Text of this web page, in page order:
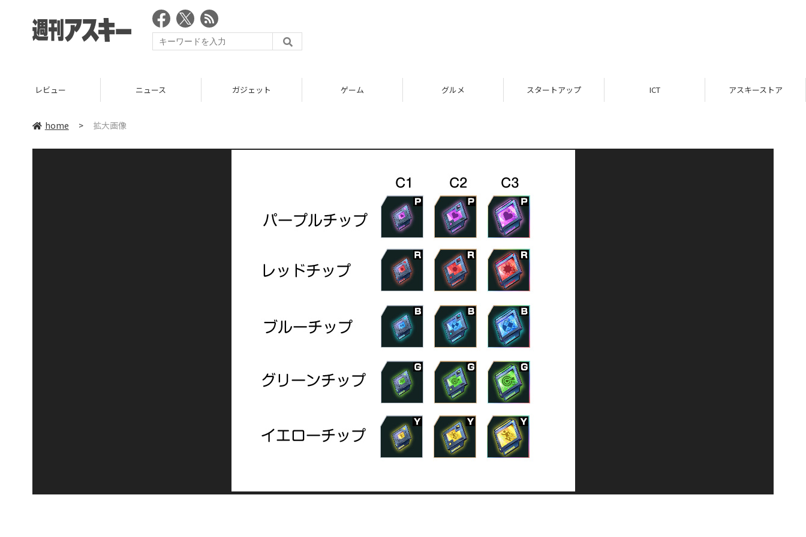
レビュー ニュース ガジェット ゲーム グルメ スタートアップ ICT アスキーストア
home > 拡大画像